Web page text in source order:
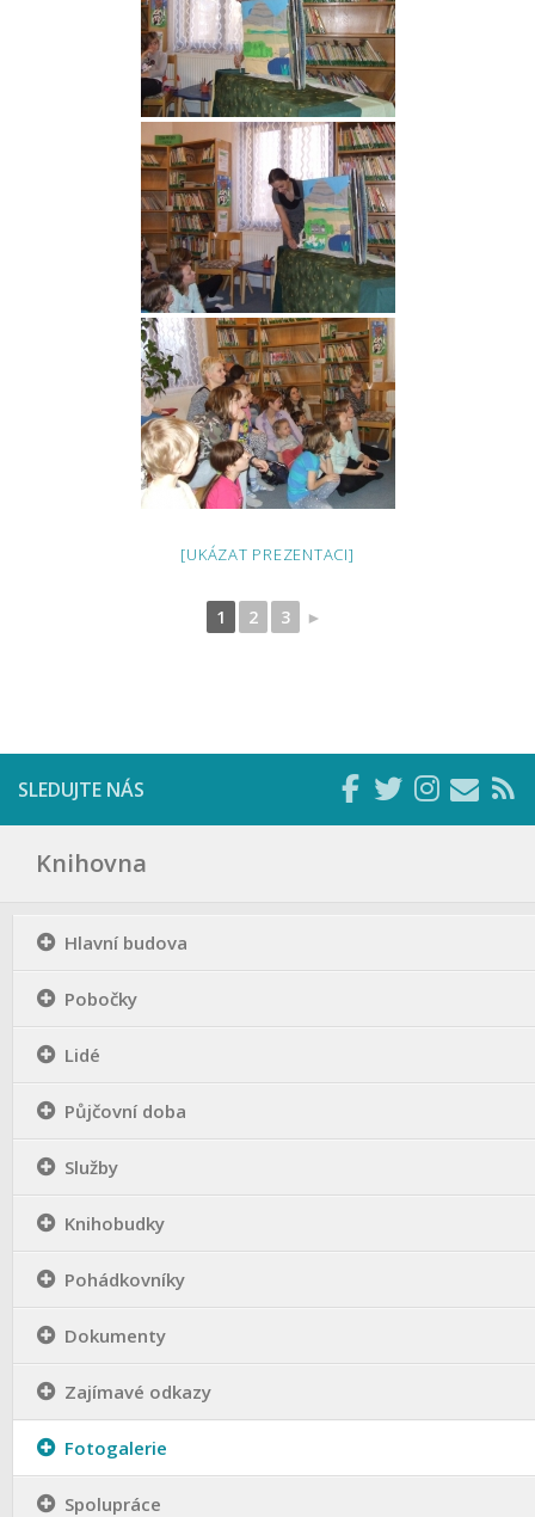
[UKÁZAT PREZENTACI]
1 2 3 ►
SLEDUJTE NÁS
Knihovna
Hlavní budova
Pobočky
Lidé
Půjčovní doba
Služby
Knihobudky
Pohádkovníky
Dokumenty
Zajímavé odkazy
Fotogalerie
Spolupráce